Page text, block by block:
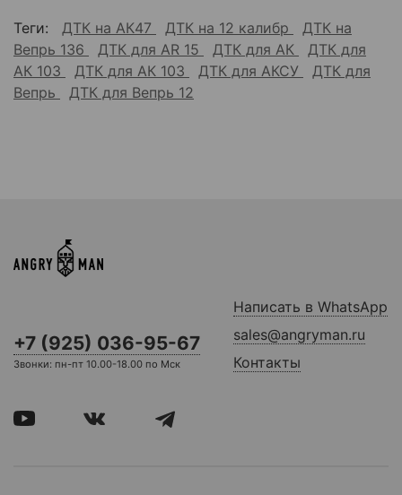
Теги: ДТК на АК47 ДТК на 12 калибр
ДТК на
Вепрь 136
ДТК для AR 15 ДТК для АК
ДТК для
АК 103
ДТК для АК 103 ДТК для АКСУ
ДТК для
Вепрь
ДТК для Вепрь 12
+7 (925) 036-95-67
Звонки: пн-пт 10.00-18.00 по Мск
Написать в WhatsApp
sales@angryman.ru
Контакты